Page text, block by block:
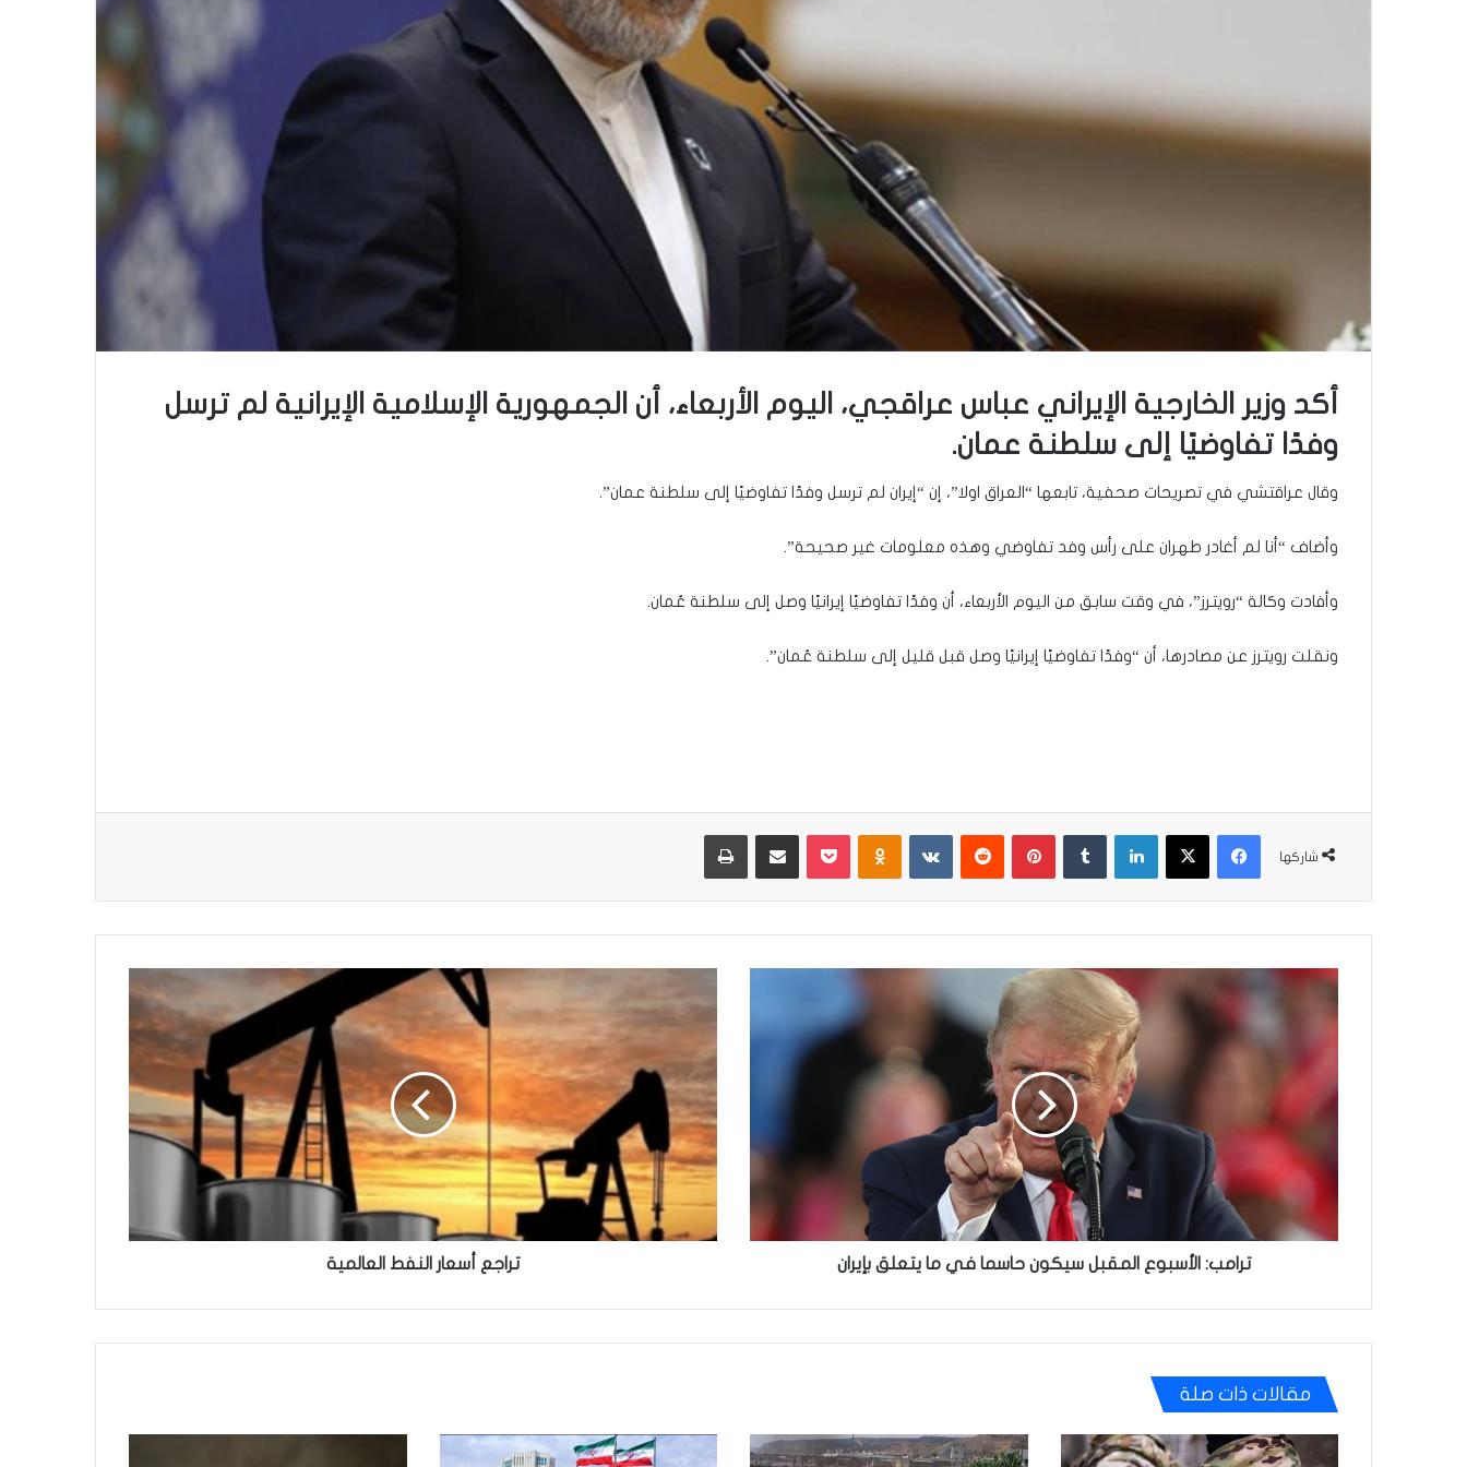
أكد وزير الخارجية الإيراني عباس عراقجي، اليوم الأربعاء، أن الجمهورية الإسلامية الإيرانية لم ترسل
وفدًا تفاوضيًا إلى سلطنة عمان.
وقال عراقتشي في تصريحات صحفية، تابعها “العراق اولا”، إن “إيران لم ترسل وفدًا تفاوضيًا إلى سلطنة عمان”.
وأضاف “أنا لم أغادر طهران على رأس وفد تفاوضي وهذه معلومات غير صحيحة”.
وأفادت وكالة “رويترز”، في وقت سابق من اليوم الأربعاء، أن وفدًا تفاوضيًا إيرانيًا وصل إلى سلطنة عُمان.
ونقلت رويترز عن مصادرها، أن “وفدًا تفاوضيًا إيرانيًا وصل قبل قليل إلى سلطنة عُمان”.
شاركها
فيسبوك
‫X لينكدإن بينتيريست Odnoklassniki
‫Pocketمشاركة عبر البريد طباعة
ترامب:
المقبل
في
ترامب: الأسبوع المقبل سيكون حاسما في ما يتعلق بإيران
النفط
تراجع أسعار النفط العالمية
مقالات ذات صلة